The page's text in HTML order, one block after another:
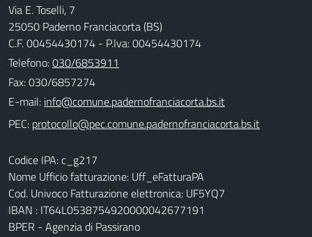
Via E. Toselli, 7
25050 Paderno Franciacorta (BS)
C.F. 00454430174 - P.Iva: 00454430174
Telefono:030/6853911
Fax: 030/6857274
E-mail:
PEC:
Codice IPA: c_g217
Nome Ufficio fatturazione: Uff_eFatturaPA
Cod. Univoco Fatturazione elettronica: UF5YQ7
IBAN : IT64L0538754920000042677191
BPER - Agenzia di Passirano